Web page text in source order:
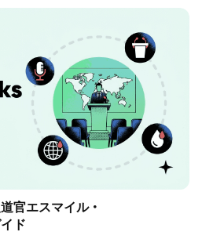
官エスマイル・
ド